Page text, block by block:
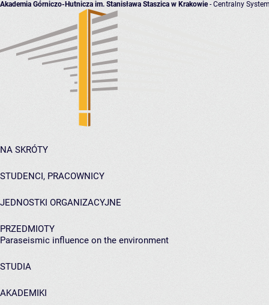
Akademia Górniczo-Hutnicza im. Stanisława Staszica w Krakowie- Centralny
NA SKRÓTY
STUDENCI, PRACOWNICY
JEDNOSTKI ORGANIZACYJNE
PRZEDMIOTY
Paraseismic influence on the environment
STUDIA
AKADEMIKI